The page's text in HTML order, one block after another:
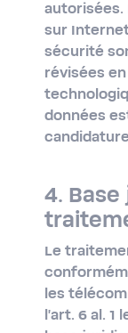
autorisées.
sur
sécurité
révisées
données
4.
Le
les
l'art. 6 al. 1